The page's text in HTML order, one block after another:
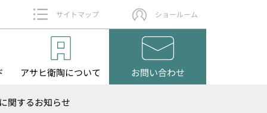
サイトマップ ショールーム
アサヒ衛陶について お問い合わせ
関するお知らせ